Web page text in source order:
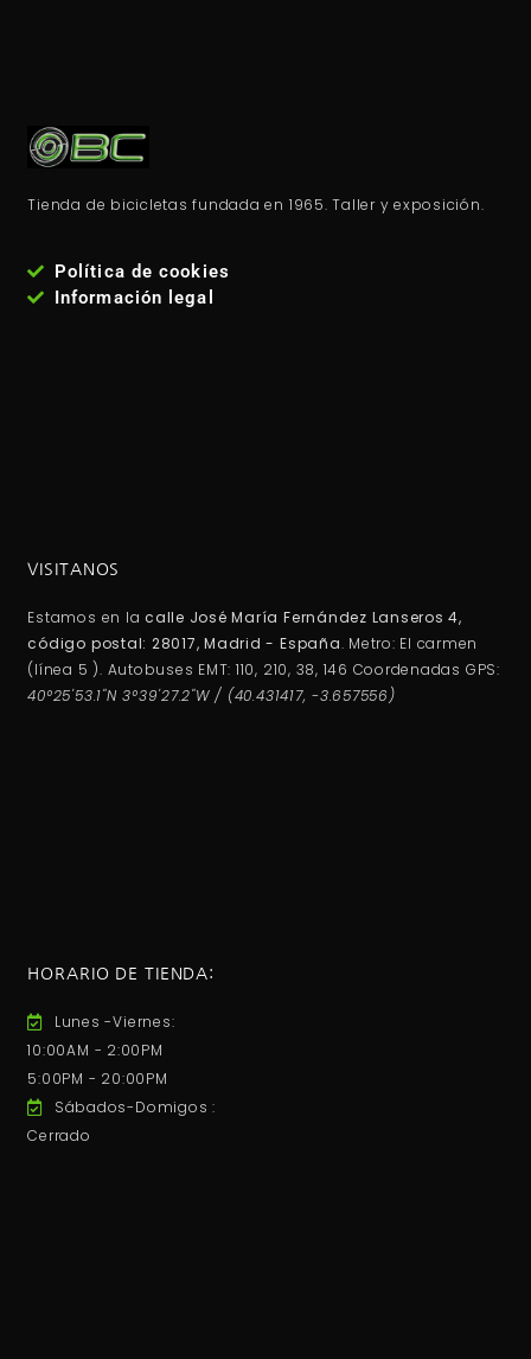
Tienda de bicicletas fundada en 1965. Taller y exposición.
Política de cookies
Información legal
VISITANOS
Estamos en la calle José María Fernández Lanseros 4,
código postal: 28017, Madrid - España. Metro: El carmen
(línea 5 ). Autobuses EMT: 110, 210, 38, 146 Coordenadas GPS:
40°25'53.1"N 3°39'27.2"W / (40.431417, -3.657556)
HORARIO DE TIENDA:
Lunes -Viernes:
10:00AM - 2:00PM
5:00PM - 20:00PM
Sábados-Domigos :
Cerrado